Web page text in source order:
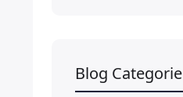
Blog